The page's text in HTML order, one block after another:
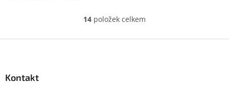
O
l
14 položek celkem
Kontakt